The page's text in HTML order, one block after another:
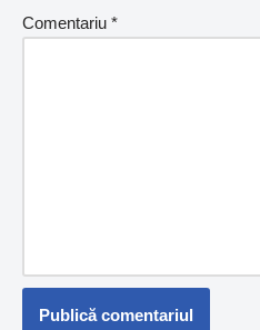
Comentariu *